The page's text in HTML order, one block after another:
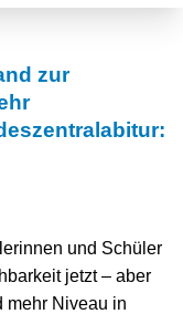
zur
und Schüler
jetzt – aber
mehr Niveau in